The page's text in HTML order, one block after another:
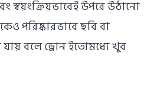
স্বয়ংক্রিয়ভাবেই উপরে উঠানো
পরিষ্কারভাবে ছবি বা
যায় বলে ড্রোন ইতোমধ্যে খুব